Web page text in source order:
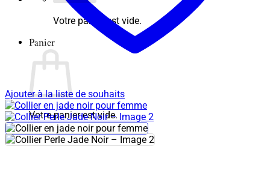
Votre panier est vide.
Panier
Votre panier est vide.
Ajouter à la liste de souhaits